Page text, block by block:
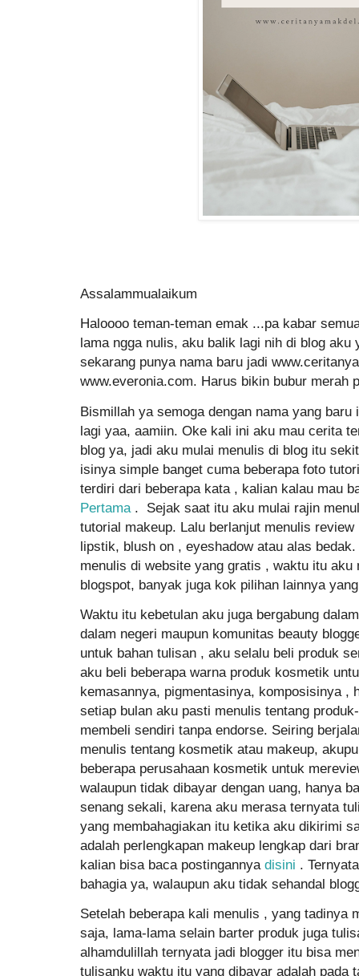
Assalammualaikum
Haloooo teman-teman emak ...pa kabar
lama ngga nulis, aku balik lagi nih di blog aku
sekarang punya nama baru jadi
www.everonia.com. Harus bikin bubur merah
Bismillah ya semoga dengan nama yang
lagi yaa, aamiin. Oke kali ini aku mau cerita
blog ya, jadi aku mulai menulis di blog itu
isinya simple banget cuma beberapa foto
terdiri dari beberapa kata , kalian kalau mau
Pertama . Sejak saat itu aku mulai rajin
tutorial makeup. Lalu berlanjut menulis
lipstik, blush on , eyeshadow atau alas
menulis di website yang gratis , waktu itu aku
blogspot, banyak juga kok pilihan lainnya
Waktu itu kebetulan aku juga bergabung
dalam negeri maupun komunitas beauty
untuk bahan tulisan , aku selalu beli produk
aku beli beberapa warna produk kosmetik
kemasannya, pigmentasinya, komposisinya ,
setiap bulan aku pasti menulis tentang
membeli sendiri tanpa endorse. Seiring
menulis tentang kosmetik atau makeup,
beberapa perusahaan kosmetik untuk
walaupun tidak dibayar dengan uang, hanya
senang sekali, karena aku merasa ternyata
yang membahagiakan itu ketika aku dikirimi
adalah perlengkapan makeup lengkap dari
kalian bisa baca postingannya disini .
bahagia ya, walaupun aku tidak sehandal
Setelah beberapa kali menulis , yang tadinya
saja, lama-lama selain barter produk juga
alhamdulillah ternyata jadi blogger itu bisa
tulisanku waktu itu yang dibayar adalah pada